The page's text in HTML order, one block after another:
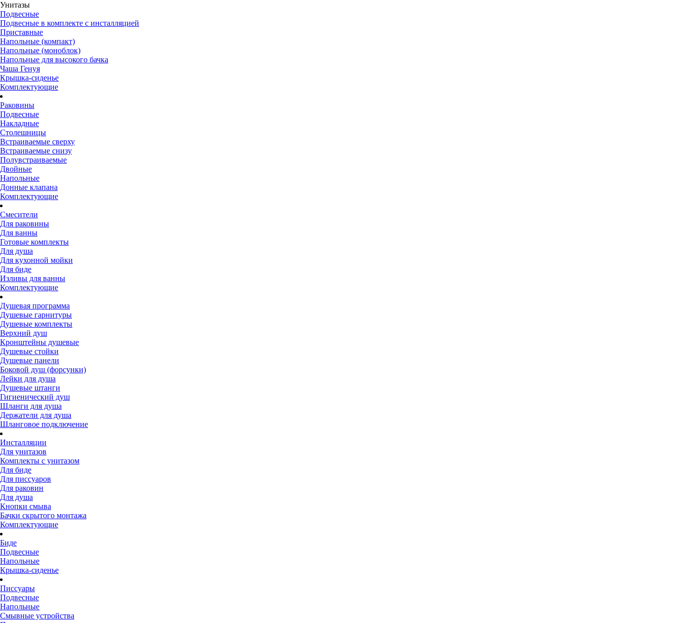
Унитазы
Подвесные
Подвесные в комплекте с инсталляцией
Приставные
Напольные (компакт)
Напольные (моноблок)
Напольные для высокого бачка
Чаша Генуя
Крышка-сиденье
Комплектующие
Раковины
Подвесные
Накладные
Столешницы
Встраиваемые сверху
Встраиваемые снизу
Полувстраиваемые
Двойные
Напольные
Донные клапана
Комплектующие
Смесители
Для раковины
Для ванны
Готовые комплекты
Для душа
Для кухонной мойки
Для биде
Изливы для ванны
Комплектующие
Душевая программа
Душевые гарнитуры
Душевые комплекты
Верхний душ
Кронштейны душевые
Душевые стойки
Душевые панели
Боковой душ (форсунки)
Лейки для душа
Душевые штанги
Гигиенический душ
Шланги для душа
Держатели для душа
Шланговое подключение
Инсталляции
Для унитазов
Комплекты с унитазом
Для биде
Для писсуаров
Для раковин
Для душа
Кнопки смыва
Бачки скрытого монтажа
Комплектующие
Биде
Подвесные
Напольные
Крышка-сиденье
Писсуары
Подвесные
Напольные
Смывные устройства